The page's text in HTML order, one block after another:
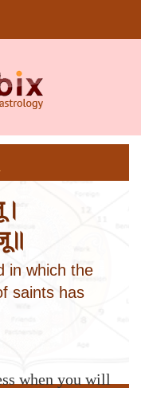
in which the
saints has
when you will